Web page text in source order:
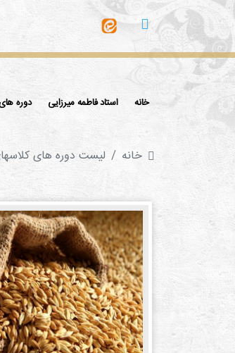
خانه استاد فاطمه میرزایی دوره
خانه لیست دوره های